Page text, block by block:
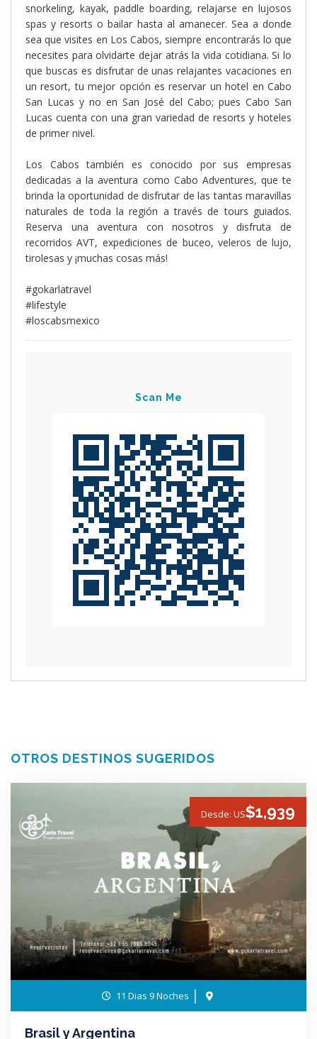
snorkeling, kayak, paddle boarding, relajarse en lujosos
spas y resorts o bailar hasta al amanecer. Sea a donde
sea que visites en Los Cabos, siempre encontrarás lo que
necesites para olvidarte dejar atrás la vida cotidiana. Si lo
que buscas es disfrutar de unas relajantes vacaciones en
un resort, tu mejor opción es reservar un hotel en Cabo
San Lucas y no en San José del Cabo; pues Cabo San
Lucas cuenta con una gran variedad de resorts y hoteles
de primer nivel.
Los Cabos también es conocido por sus empresas
dedicadas a la aventura como Cabo Adventures, que te
brinda la oportunidad de disfrutar de las tantas maravillas
naturales de toda la región a través de tours guiados.
Reserva una aventura con nosotros y disfruta de
recorridos AVT, expediciones de buceo, veleros de lujo,
tirolesas y ¡muchas cosas más!
#gokarlatravel
#lifestyle
#loscabsmexico
Scan Me
OTROS DESTINOS SUGERIDOS
Desde: US$1,939
11 Dias 9 Noches
Brasil y Argentina